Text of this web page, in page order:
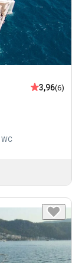
3,96(6)
WC